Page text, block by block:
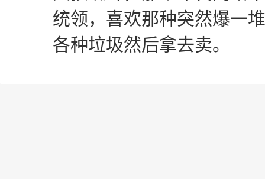
统领，喜欢那种突然爆一
各种垃圾然后拿去卖。